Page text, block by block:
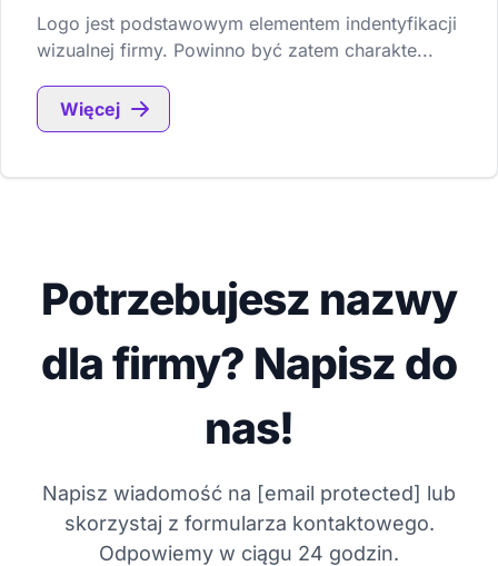
Logo jest podstawowym elementem indentyfikacji
wizualnej firmy. Powinno być zatem charakte...
Więcej
Potrzebujesz nazwy
dla firmy? Napisz do
nas!
Napisz wiadomość na [email protected] lub
skorzystaj z formularza kontaktowego.
Odpowiemy w ciągu 24 godzin.